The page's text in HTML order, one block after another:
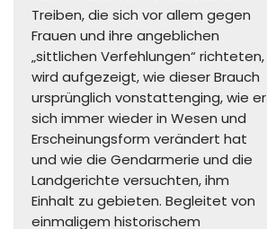
Treiben, die sich vor allem gegen
Frauen und ihre angeblichen
„sittlichen Verfehlungen“ richteten,
wird aufgezeigt, wie dieser Brauch
ursprünglich vonstattenging, wie er
sich immer wieder in Wesen und
Erscheinungsform verändert hat
und wie die Gendarmerie und die
Landgerichte versuchten, ihm
Einhalt zu gebieten. Begleitet von
einmaligem historischem